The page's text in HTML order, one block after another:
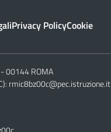
Privacy PolicyCookie
- 00144 ROMA
rmic8bz00c@pec.istruzione.it